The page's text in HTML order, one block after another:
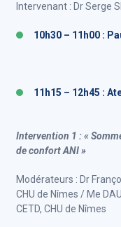
Intervenant : Dr Serge
10h30 – 11h00 :
11h15 – 12h45 :
Intervention 1 : «
de confort ANI »
Modérateurs : Dr
CHU de Nîmes / Me
CETD, CHU de Nîmes